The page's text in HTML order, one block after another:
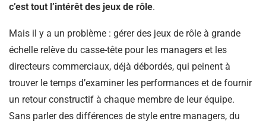
c’est tout l’intérêt des jeux de rôle.
Mais il y a un problème : gérer des jeux de rôle à grande
échelle relève du casse-tête pour les managers et les
directeurs commerciaux, déjà débordés, qui peinent à
trouver le temps d’examiner les performances et de fournir
un retour constructif à chaque membre de leur équipe.
Sans parler des différences de style entre managers, du